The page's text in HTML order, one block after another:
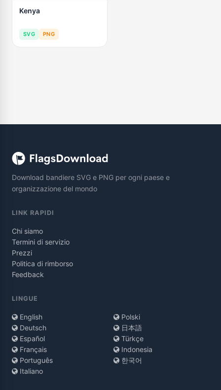
Kenya
SVG PNG
Download bandiere SVG e PNG per ogni paese e
organizzazione del mondo
LINK RAPIDI
Chi siamo
Termini di servizio
Prezzi
Politica di rimborso
Feedback
LINGUE
English
Deutsch
Español
Français
Português
Italiano
Polski
日本語
Türkçe
Indonesia
한국어